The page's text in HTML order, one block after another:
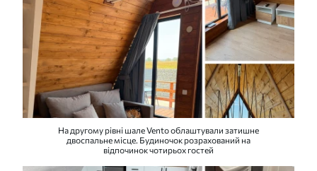
На другому рівні шале Vento облаштували затишне
двоспальне місце. Будиночок розрахований на
відпочинок чотирьох гостей